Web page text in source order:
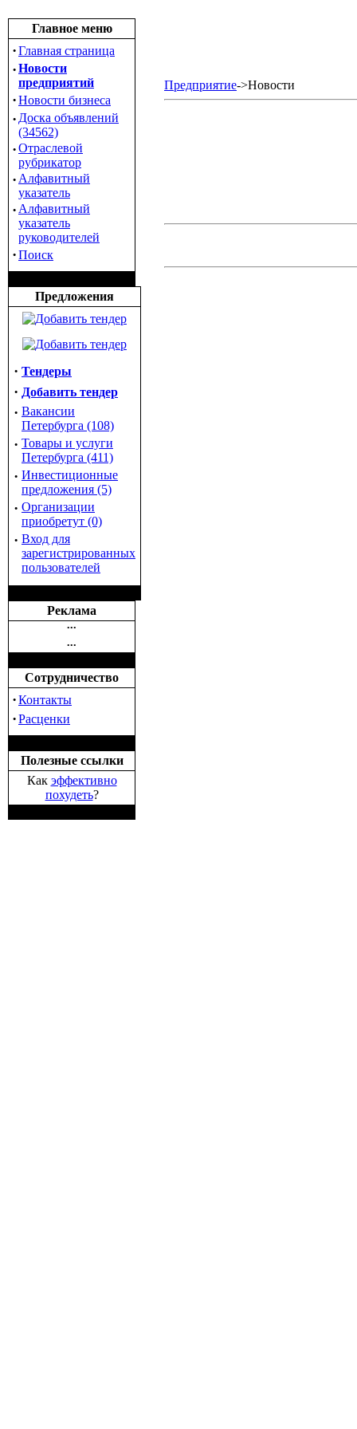
Главное меню
·Главная страница
·Новости
предприятий
·Новости бизнеса
· Доска объявлений
(34562)
·Отраслевой
рубрикатор
· Алфавитный
указатель
· Алфавитный
указатель
руководителей
·Поиск
Предложения
· Тендеры
· Добавить тендер
· Вакансии
Петербурга (108)
· Товары и услуги
Петербурга (411)
· Инвестиционные
предложения (5)
· Организации
приобретут (0)
· Вход для
зарегистрированных
пользователей
Реклама
•••
•••
Сотрудничество
·Контакты
·Расценки
Полезные ссылки
Как эффективно
похудеть?
Предприятие->Новости